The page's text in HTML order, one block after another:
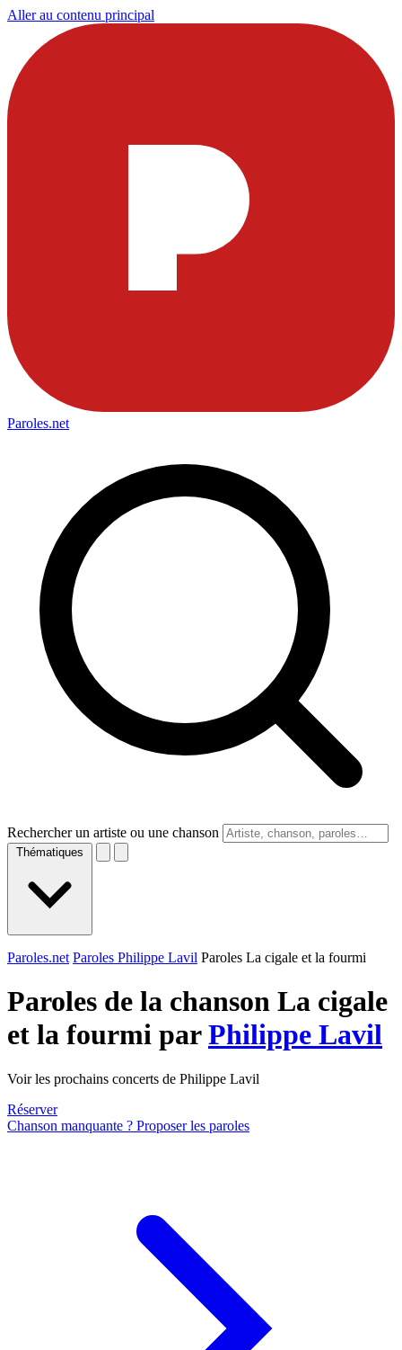
Aller au contenu principal
Paroles.net
Rechercher un artiste ou une chanson
Thématiques
Paroles.net Paroles Philippe Lavil Paroles La cigale et la fourmi
Paroles de la chanson La cigale
et la fourmi parPhilippe Lavil
Voir les prochains concerts de Philippe Lavil
Réserver
Chanson manquante ? Proposer les paroles